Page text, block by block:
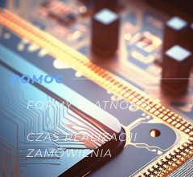
POMOC
FORMY PŁATNOŚCI
CZAS REALIZACJI
ZAMÓWIENIA